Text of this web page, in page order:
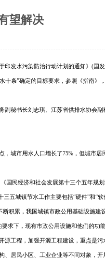
望解决
发水污染防治行动计划的通知》(国
条”确定的目标要求，参照《指南》
秘书长刘志琪、江苏省供排水协会副
城市用水人口增长了75%，但城市居
国民经济和社会发展第十三个五年规
三五城镇节水工作主要包括“硬件”
积累，我国城镇市政公用基础设施
求下，现有市政公用设施和他们的功
工程，加强开源工程建设，重点是
居民小区、工业企业等不同对象，开